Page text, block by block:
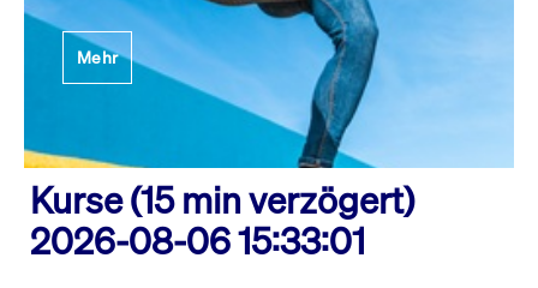
Mehr
Kurse (15 min verzögert)
2026-08-06 15:33:01